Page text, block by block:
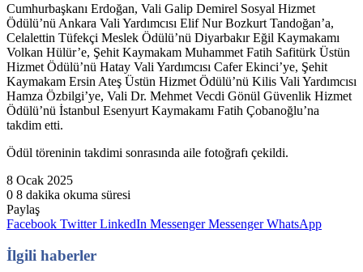
Cumhurbaşkanı Erdoğan, Vali Galip Demirel Sosyal Hizmet
Ödülü’nü Ankara Vali Yardımcısı Elif Nur Bozkurt Tandoğan’a,
Celalettin Tüfekçi Meslek Ödülü’nü Diyarbakır Eğil Kaymakamı
Volkan Hülür’e, Şehit Kaymakam Muhammet Fatih Safitürk Üstün
Hizmet Ödülü’nü Hatay Vali Yardımcısı Cafer Ekinci’ye, Şehit
Kaymakam Ersin Ateş Üstün Hizmet Ödülü’nü Kilis Vali Yardımcısı
Hamza Özbilgi’ye, Vali Dr. Mehmet Vecdi Gönül Güvenlik Hizmet
Ödülü’nü İstanbul Esenyurt Kaymakamı Fatih Çobanoğlu’na
takdim etti.
Ödül töreninin takdimi sonrasında aile fotoğrafı çekildi.
8 Ocak 2025
0 8 dakika okuma süresi
Paylaş
Facebook Twitter LinkedIn Messenger Messenger WhatsApp
İlgili haberler